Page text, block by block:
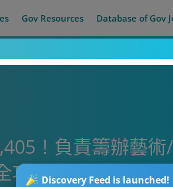
Gov Resources Database of Gov
Discovery Feed is launched!
！負責籌辦藝
攻略！